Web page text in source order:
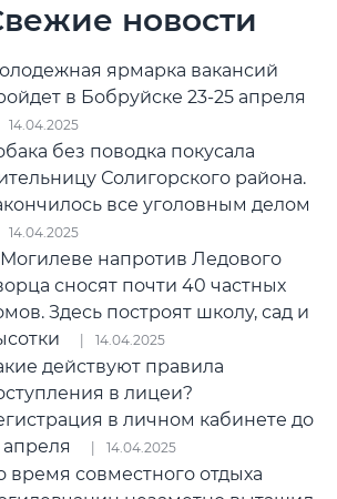
новости
ярмарка вакансий
в Бобруйске 23-25 апреля
14.04.2025
без поводка покусала
Солигорского района.
все уголовным делом
14.04.2025
напротив Ледового
сносят почти 40 частных
Здесь построят школу, сад и
14.04.2025
действуют правила
в лицеи?
в личном кабинете до
апреля
14.04.2025
время совместного отдыха